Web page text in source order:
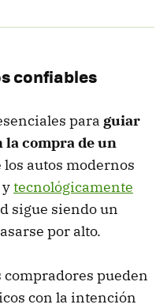
confiables
para guiar
la compra de un
los autos modernos
ytecnológicamente
sigue siendo un
por alto.
compradores pueden
con la intención